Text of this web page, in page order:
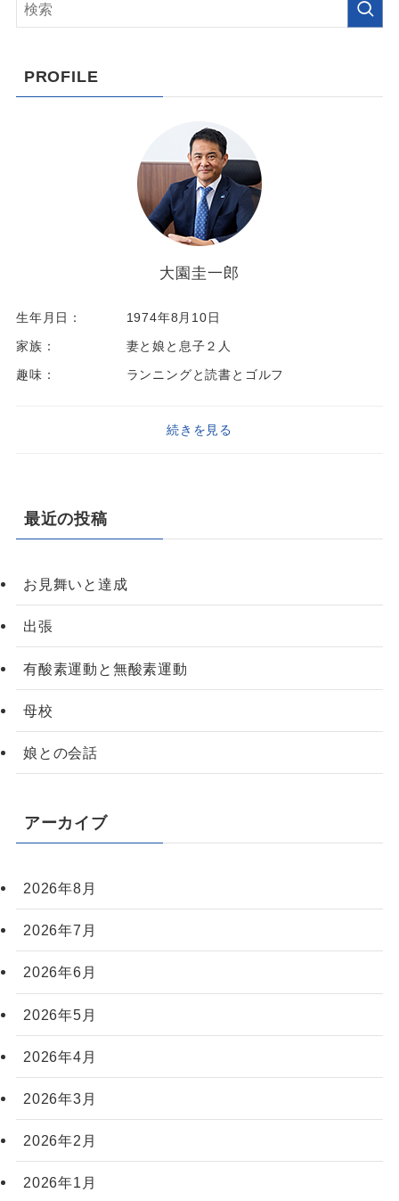
PROFILE
大園圭一郎
生年月日：
1974年8月10日
家族：
妻と娘と息子２人
趣味：
ランニングと読書とゴルフ
続きを見る
最近の投稿
お見舞いと達成
出張
有酸素運動と無酸素運動
母校
娘との会話
アーカイブ
2026年8月
2026年7月
2026年6月
2026年5月
2026年4月
2026年3月
2026年2月
2026年1月